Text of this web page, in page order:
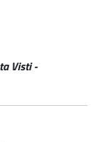
Visti -